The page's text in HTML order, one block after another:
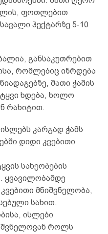
ფოთლებით
ჰექტარზე 5-10
განსაკუთრებით
რომლებიც იზრდება
მათი ჭამის
ხდება, ხოლო
რახიტით.
კარგად ჭამს
დიდი კვებითი
სახეობების
ყვავილობამდე
მნიშვნელობა,
სახით.
ისლები
როლს